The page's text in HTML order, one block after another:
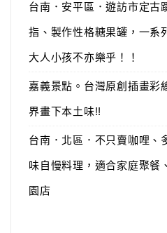
台南．安平區．遊訪市定古
指、製作性格糖果罐，一系
大人小孩不亦樂乎！！
嘉義景點。台灣原創插畫彩
界畫下本土味!!
台南．北區．不只賣咖哩、
味自慢料理，適合家庭聚餐
園店